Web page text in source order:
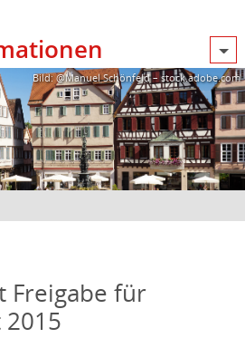
Bild: @Manuel Schönfeld – stock.adobe.com
Freigabe für